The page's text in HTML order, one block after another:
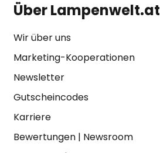
Über Lampenwelt.at
Wir über uns
Marketing-Kooperationen
Newsletter
Gutscheincodes
Karriere
Bewertungen| Newsroom